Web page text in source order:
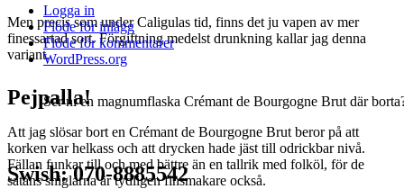
Logga in
Flöde för inlägg
Flöde för kommentarer
WordPress.org
Pejpalla!
Swish: 070-8885542
Men precis som under Caligulas tid, finns det ju vapen av mer
finessartad sort. Förgiftning medelst drunkning kallar jag denna
variant.
Ser ni en magnumflaska Crémant de Bourgogne Brut där
Att jag slösar bort en Crémant de Bourgogne Brut beror på att
korken var helkass och att drycken hade jäst till odrickbar nivå.
Fällan funkar till och med bättre än en tallrik med folköl, för de
satans sniglarna är tydligen finsmakare också.